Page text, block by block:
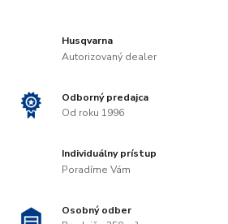
Husqvarna
Autorizovaný dealer
Odborný predajca
Od roku 1996
Individuálny prístup
Poradíme Vám
Osobný odber